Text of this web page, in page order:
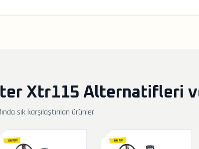
Xtr115 Alternatifleri
sık karşılaştırılan ürünler.